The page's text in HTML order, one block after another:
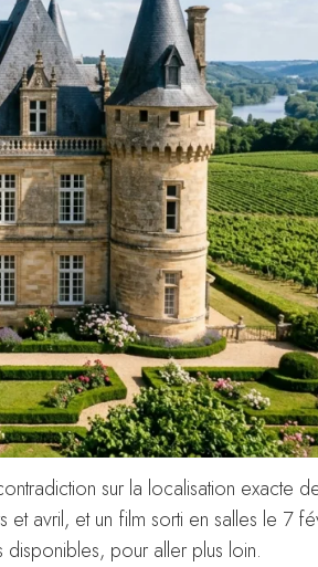
sur la localisation exacte
et avril, et un film sorti en salles le 7
disponibles, pour aller plus loin.